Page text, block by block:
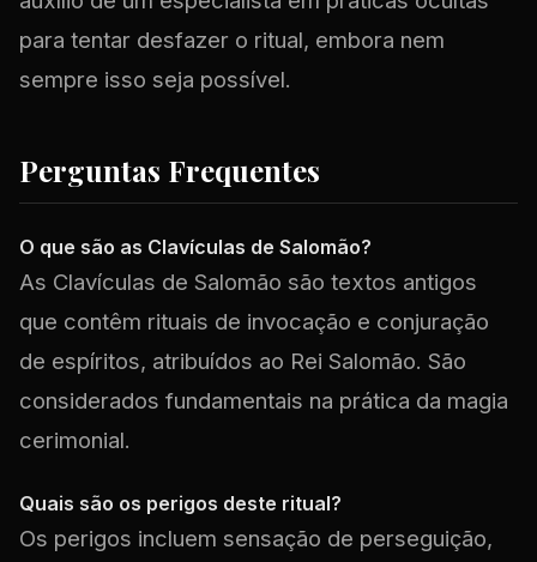
para tentar desfazer o ritual, embora nem
sempre isso seja possível.
Perguntas Frequentes
O que são as Clavículas de Salomão?
As Clavículas de Salomão são textos antigos
que contêm rituais de invocação e conjuração
de espíritos, atribuídos ao Rei Salomão. São
considerados fundamentais na prática da magia
cerimonial.
Quais são os perigos deste ritual?
Os perigos incluem sensação de perseguição,